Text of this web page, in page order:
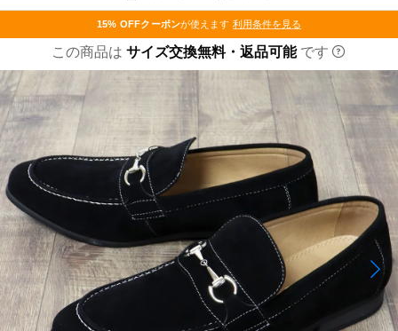
15% OFFクーポンが使えます 利用条件を見る
この商品は サイズ交換無料・返品可能 です